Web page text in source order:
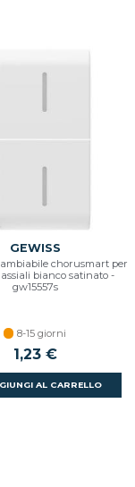
GEWISS
chorusmart per
bianco satinato -
gw15557s
8-15 giorni
1,23 €
AL CARRELLO